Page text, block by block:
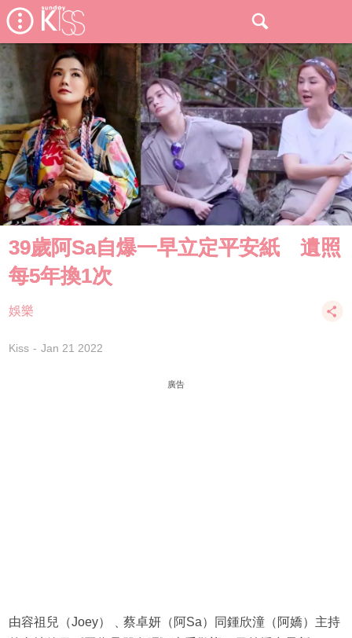
39歲阿Sa自爆一早立定平安紙 遺照
每5年換1次
娛樂
Kiss Jan 21 2022
廣告
由容祖兒（Joey）﹑蔡卓妍（阿Sa）同鍾欣潼（阿嬌）主持